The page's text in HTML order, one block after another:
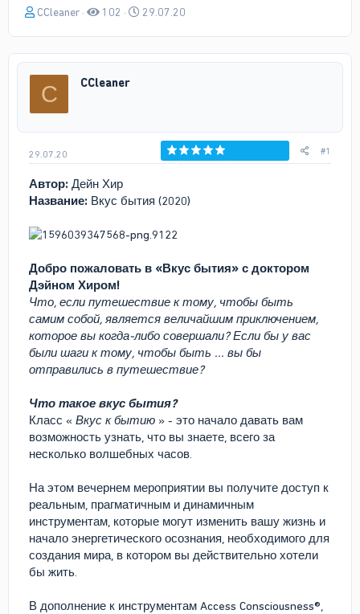
А
о
р
ы
CCleaner 102
Д
а
л
29.07.20
C CCleaner
29.07.20
Голосов: 0
#1
Автор: Дейн Хир
Название: Вкус бытия (2020)
Добро пожаловать в «Вкус бытия» с доктором
Дэйном Хиром!
Что, если путешествие к тому, чтобы быть
самим собой, является величайшим приключением,
которое вы когда-либо совершали? Если бы у вас
были шаги к тому, чтобы быть ... вы бы
отправились в путешествие?
Что такое вкус бытия?
Класс « Вкус к бытию » - это начало давать вам
возможность узнать, что вы знаете, всего за
несколько волшебных часов.
На этом вечернем мероприятии вы получите доступ к
реальным, прагматичным и динамичным
инструментам, которые могут изменить вашу жизнь и
начало энергетического осознания, необходимого для
создания мира, в котором вы действительно хотели
бы жить.
В дополнение к инструментам Access Consciousness®,